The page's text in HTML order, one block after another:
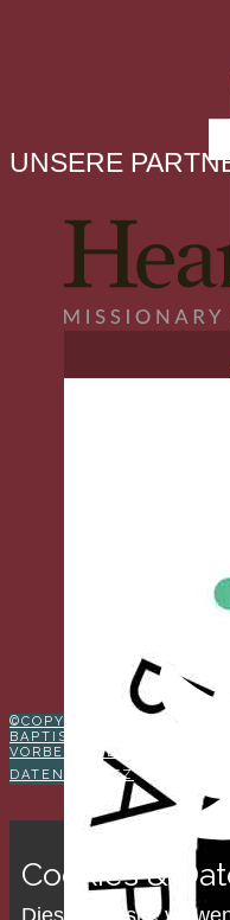
UNSERE
©COPYRIGHT 2026
BAPTISTENGEMEINDE
VORBEHALTEN. |
DATENSCHUTZ
Cookies &
Diese Website